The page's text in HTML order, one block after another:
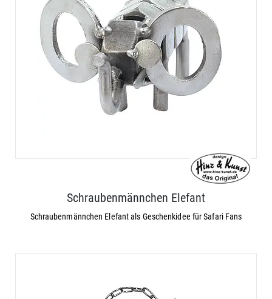
Schraubenmännchen Elefant
Schraubenmännchen Elefant als Geschenkidee für Safari Fans